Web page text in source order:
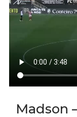
Madson